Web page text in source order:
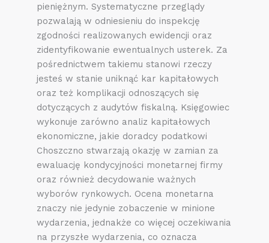
pieniężnym. Systematyczne przeglądy
pozwalają w odniesieniu do inspekcję
zgodności realizowanych ewidencji oraz
zidentyfikowanie ewentualnych usterek. Za
pośrednictwem takiemu stanowi rzeczy
jesteś w stanie uniknąć kar kapitałowych
oraz też komplikacji odnoszących się
dotyczących z audytów fiskalną. Księgowiec
wykonuje zarówno analiz kapitałowych
ekonomiczne, jakie doradcy podatkowi
Choszczno stwarzają okazję w zamian za
ewaluację kondycyjności monetarnej firmy
oraz również decydowanie ważnych
wyborów rynkowych. Ocena monetarna
znaczy nie jedynie zobaczenie w minione
wydarzenia, jednakże co więcej oczekiwania
na przyszłe wydarzenia, co oznacza